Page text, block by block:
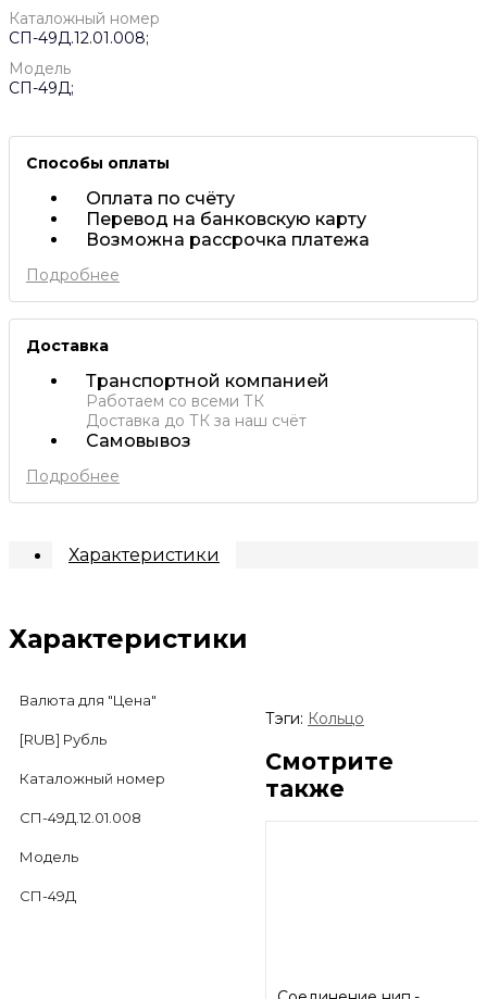
Каталожный номер
СП-49Д.12.01.008;
Модель
СП-49Д;
Способы оплаты
Оплата по счёту
Перевод на банковскую карту
Возможна рассрочка платежа
Подробнее
Доставка
Транспортной компанией
Работаем со всеми ТК
Доставка до ТК за наш счёт
Самовывоз
Подробнее
Характеристики
Характеристики
Валюта для "Цена"
[RUB] Рубль
Каталожный номер
СП-49Д.12.01.008
Модель
СП-49Д
Тэги: Кольцо
Смотрите
также